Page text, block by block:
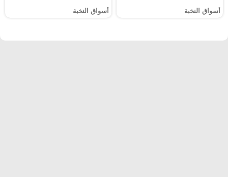
أسواق النخبة أسواق النخبة